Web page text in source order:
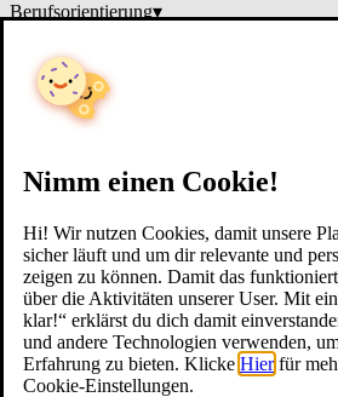
Nimm einen Cookie!
Hi! Wir nutzen Cookies, damit unsere
sicher läuft und um dir relevante und
zeigen zu können. Damit das
über die Aktivitäten unserer User. Mit
klar!“ erklärst du dich damit
und andere Technologien verwenden,
Erfahrung zu bieten. Klicke Hier für
Cookie-Einstellungen.
Berufsorientierung▾